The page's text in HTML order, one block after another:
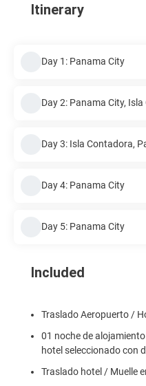
Itinerary
Day 1: Panama City
Day 2: Panama City,
Day 3: Isla Contadora,
Day 4: Panama City
Day 5: Panama City
Included
Traslado Aeropuerto /
01 noche de
hotel seleccionado con
Traslado hotel / Muelle